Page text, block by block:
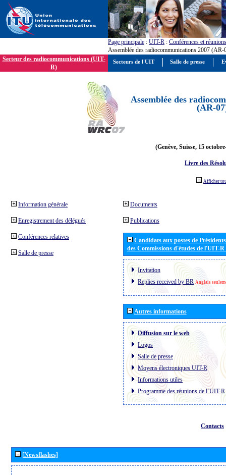
Page principale : UIT-R : Conférences et réunions
Assemblée des radiocommunications 2007 (AR-
Secteur des radiocommunications (UIT-
R)
Assemblée des
(AR-
(Genève, Suisse, 15
Livre des
Afficher
Information générale
Enregistrement des délégués
Conférences relatives
Salle de presse
Documents
Publications
Candidats aux postes de
des Commissions d'études de l'UIT-
Invitation
Replies received by BR Anglais
Autres informations
Diffusion sur le web
Logos
Salle de presse
Moyens électroniques UIT-R
Informations utiles
Programme des réunions de l´UIT-R
Contacts
[Newsflashes]
Secteurs de l'UIT Salle de presse